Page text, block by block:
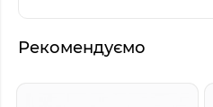
Рекомендуємо